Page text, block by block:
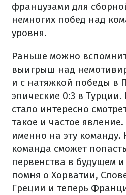
французами для
немногих побед над
уровня.
Раньше можно
выигрыш над
и с натяжкой победы в
эпические 0:3 в Турции.
стало интересно
такое и частое
именно на эту
команда сможет
первенства в будущем
помня о Хорватии,
Греции и теперь